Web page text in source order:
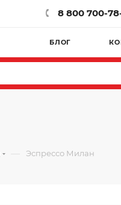
8 800 700-
БЛОГ
— Эспрессо Милан